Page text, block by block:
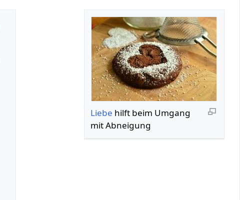
Liebe hilft beim Umgang
mit Abneigung